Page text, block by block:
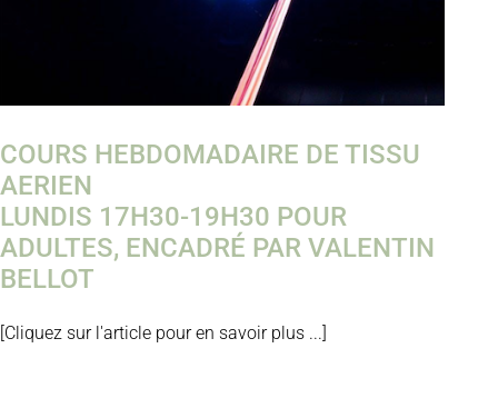
COURS HEBDOMADAIRE DE TISSU
AERIEN
LUNDIS 17H30-19H30 POUR
ADULTES, ENCADRÉ PAR VALENTIN
BELLOT
[Cliquez sur l'article pour en savoir plus ...]